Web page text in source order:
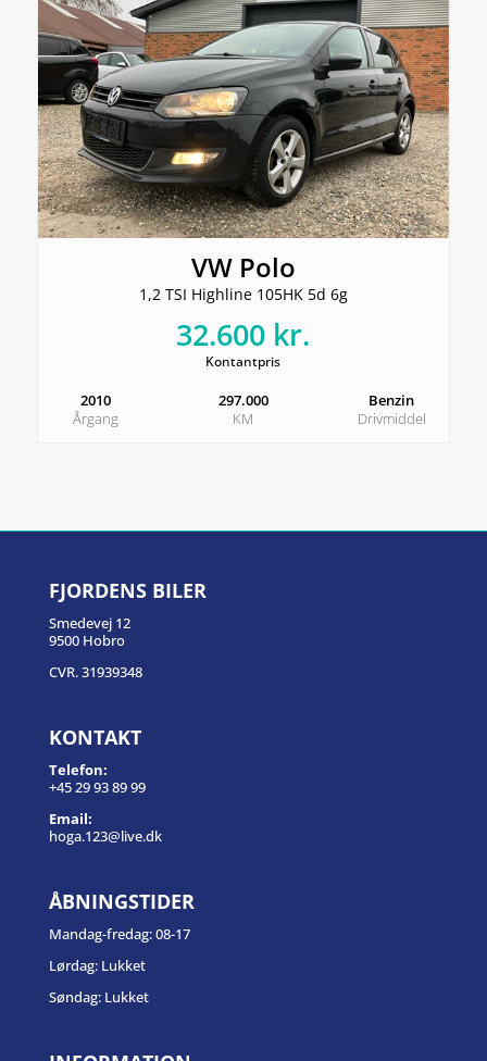
VW Polo
1,2 TSI Highline 105HK 5d 6g
32.600 kr.
Kontantpris
2010
Årgang
297.000
KM
Benzin
Drivmiddel
FJORDENS BILER
Smedevej 12
9500 Hobro
CVR. 31939348
KONTAKT
Telefon:
+45 29 93 89 99
Email:
hoga.123@live.dk
ÅBNINGSTIDER
Mandag-fredag: 08-17
Lørdag: Lukket
Søndag: Lukket